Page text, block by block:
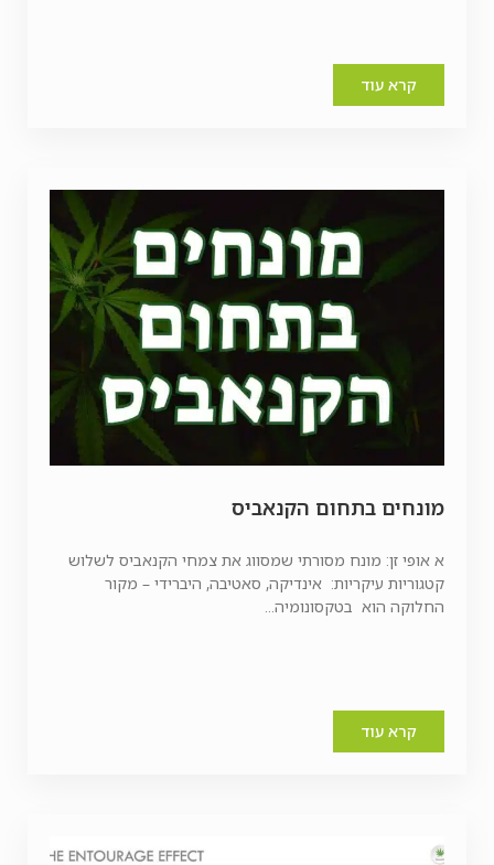
קרא עוד
מונחים בתחום הקנאביס
א אופי זן: מונח מסורתי שמסווג את צמחי הקנאביס לשלוש
קטגוריות עיקריות: אינדיקה, סאטיבה, היברידי – מקור
החלוקה הוא בטקסונומיה...
קרא עוד